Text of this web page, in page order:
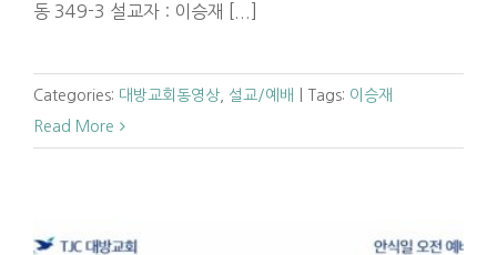
동 349-3 설교자 : 이승재 [...]
Categories: 대방교회동영상 설교/예배 Tags: 이승재
Read More